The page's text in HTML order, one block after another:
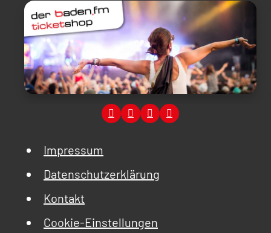
Impressum
Datenschutzerklärung
Kontakt
Cookie-Einstellungen